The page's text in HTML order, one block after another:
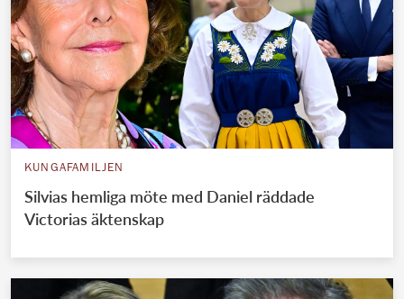
KUNGAFAMILJEN
Silvias hemliga möte med Daniel räddade
Victorias äktenskap